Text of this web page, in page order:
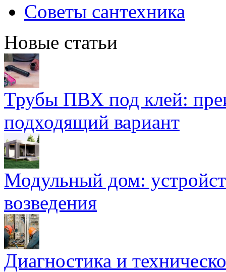
Советы сантехника
Новые статьи
Трубы ПВХ под клей:
подходящий вариант
Модульный дом:
возведения
Диагностика и